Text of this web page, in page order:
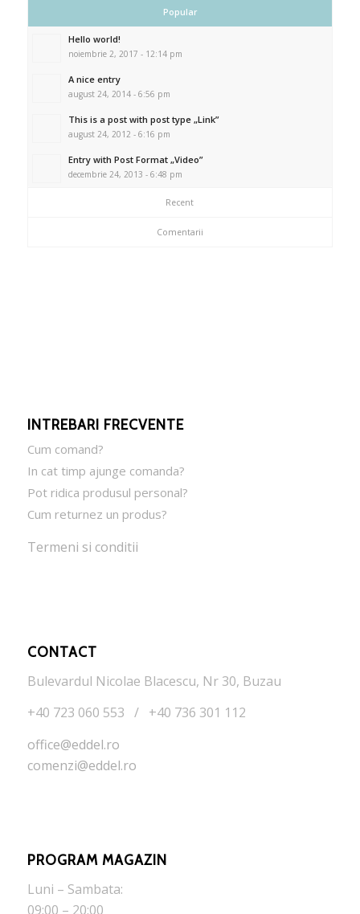
Popular
Hello world!
noiembrie 2, 2017 - 12:14 pm
A nice entry
august 24, 2014 - 6:56 pm
This is a post with post type „Link”
august 24, 2012 - 6:16 pm
Entry with Post Format „Video”
decembrie 24, 2013 - 6:48 pm
Recent
Comentarii
INTREBARI FRECVENTE
Cum comand?
In cat timp ajunge comanda?
Pot ridica produsul personal?
Cum returnez un produs?
Termeni si conditii
CONTACT
Bulevardul Nicolae Blacescu, Nr 30, Buzau
+40 723 060 553 / +40 736 301 112
office@eddel.ro
comenzi@eddel.ro
PROGRAM MAGAZIN
Luni – Sambata:
09:00 – 20:00